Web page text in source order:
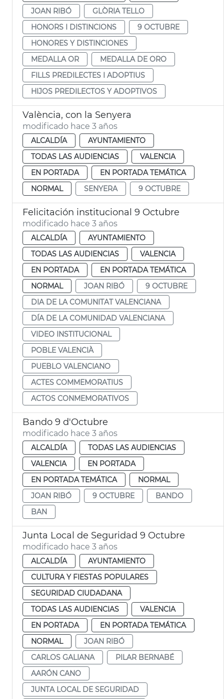
JOAN RIBÓ
GLÒRIA TELLO
HONORS I DISTINCIONS
9 OCTUBRE
HONORES Y DISTINCIONES
MEDALLA OR
MEDALLA DE ORO
FILLS PREDILECTES I ADOPTIUS
HIJOS PREDILECTOS Y ADOPTIVOS
València, con la Senyera
modificado hace 3 años
ALCALDÍA
AYUNTAMIENTO
TODAS LAS AUDIENCIAS
VALENCIA
EN PORTADA
EN PORTADA TEMÁTICA
NORMAL
SENYERA 9 OCTUBRE
Felicitación institucional 9 Octubre
modificado hace 3 años
ALCALDÍA
AYUNTAMIENTO
TODAS LAS AUDIENCIAS
VALENCIA
EN PORTADA
EN PORTADA TEMÁTICA
NORMAL
JOAN RIBÓ
9 OCTUBRE
DIA DE LA COMUNITAT VALENCIANA
DÍA DE LA COMUNIDAD VALENCIANA
VIDEO INSTITUCIONAL
POBLE VALENCIÀ
PUEBLO VALENCIANO
ACTES COMMEMORATIUS
ACTOS CONMEMORATIVOS
Bando 9 d'Octubre
modificado hace 3 años
ALCALDÍA
TODAS LAS AUDIENCIAS
VALENCIA
EN PORTADA
EN PORTADA TEMÁTICA
NORMAL
JOAN RIBÓ
9 OCTUBRE
BANDO
BAN
Junta Local de Seguridad 9 Octubre
modificado hace 3 años
ALCALDÍA
AYUNTAMIENTO
CULTURA Y FIESTAS POPULARES
SEGURIDAD CIUDADANA
TODAS LAS AUDIENCIAS
VALENCIA
EN PORTADA
EN PORTADA TEMÁTICA
NORMAL
JOAN RIBÓ
CARLOS GALIANA
PILAR BERNABÉ
AARÓN CANO
JUNTA LOCAL DE SEGURIDAD